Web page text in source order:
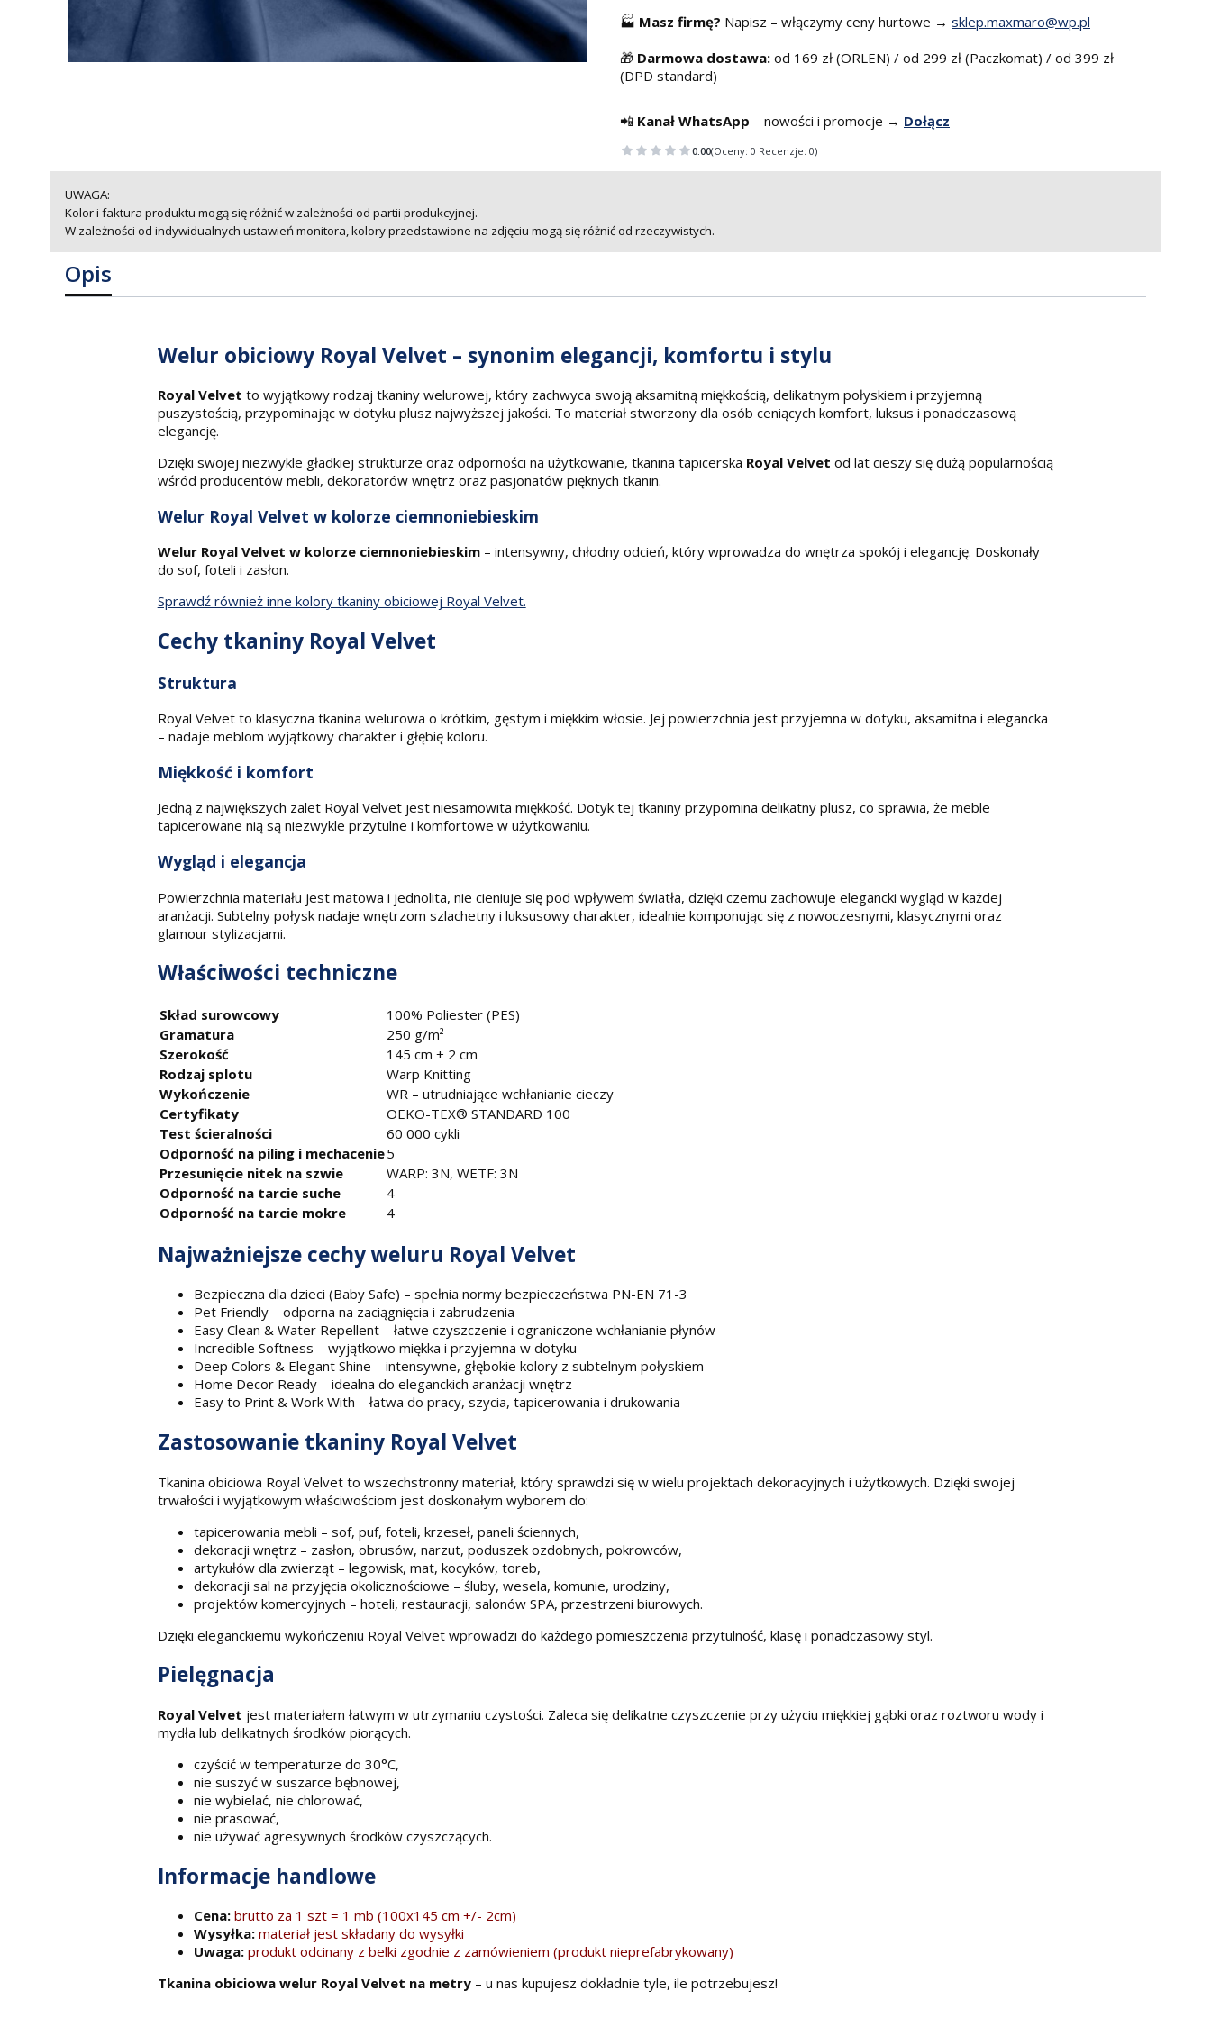
🏭 Masz firmę? Napisz – włączymy ceny hurtowe → sklep.maxmaro@wp.pl
🎁 Darmowa dostawa: od 169 zł (ORLEN) / od 299 zł (Paczkomat) / od 399 zł
(DPD standard)
📲 Kanał WhatsApp – nowości i promocje → Dołącz
0.00(Oceny: 0 Recenzje: 0)
UWAGA:
Kolor i faktura produktu mogą się różnić w zależności od partii produkcyjnej.
W zależności od indywidualnych ustawień monitora, kolory przedstawione na zdjęciu mogą się różnić od rzeczywistych.
Opis
Welur obiciowy Royal Velvet – synonim elegancji, komfortu i stylu
Royal Velvet to wyjątkowy rodzaj tkaniny welurowej, który zachwyca swoją aksamitną miękkością, delikatnym połyskiem i przyjemną
puszystością, przypominając w dotyku plusz najwyższej jakości. To materiał stworzony dla osób ceniących komfort, luksus i ponadczasową
elegancję.
Dzięki swojej niezwykle gładkiej strukturze oraz odporności na użytkowanie, tkanina tapicerska Royal Velvet od lat cieszy się dużą popularnością
wśród producentów mebli, dekoratorów wnętrz oraz pasjonatów pięknych tkanin.
Welur Royal Velvet w kolorze ciemnoniebieskim
Welur Royal Velvet w kolorze ciemnoniebieskim– intensywny, chłodny odcień, który wprowadza do wnętrza spokój i elegancję. Doskonały
do sof, foteli i zasłon.
Sprawdź również inne kolory tkaniny obiciowej Royal Velvet.
Cechy tkaniny Royal Velvet
Struktura
Royal Velvet to klasyczna tkanina welurowa o krótkim, gęstym i miękkim włosie. Jej powierzchnia jest przyjemna w dotyku, aksamitna i elegancka
– nadaje meblom wyjątkowy charakter i głębię koloru.
Miękkość i komfort
Jedną z największych zalet Royal Velvet jest niesamowita miękkość. Dotyk tej tkaniny przypomina delikatny plusz, co sprawia, że meble
tapicerowane nią są niezwykle przytulne i komfortowe w użytkowaniu.
Wygląd i elegancja
Powierzchnia materiału jest matowa i jednolita, nie cieniuje się pod wpływem światła, dzięki czemu zachowuje elegancki wygląd w każdej
aranżacji. Subtelny połysk nadaje wnętrzom szlachetny i luksusowy charakter, idealnie komponując się z nowoczesnymi, klasycznymi oraz
glamour stylizacjami.
Właściwości techniczne
Skład surowcowy
100% Poliester (PES)
Gramatura
250 g/m²
Szerokość
145 cm ± 2 cm
Rodzaj splotu
Warp Knitting
Wykończenie
WR – utrudniające wchłanianie cieczy
Certyfikaty
OEKO-TEX® STANDARD 100
Test ścieralności
60 000 cykli
Odporność na piling i mechacenie5
Przesunięcie nitek na szwie
WARP: 3N, WETF: 3N
Odporność na tarcie suche
4
Odporność na tarcie mokre
4
Najważniejsze cechy weluru Royal Velvet
Bezpieczna dla dzieci (Baby Safe) – spełnia normy bezpieczeństwa PN-EN 71-3
Pet Friendly – odporna na zaciągnięcia i zabrudzenia
Easy Clean & Water Repellent – łatwe czyszczenie i ograniczone wchłanianie płynów
Incredible Softness – wyjątkowo miękka i przyjemna w dotyku
Deep Colors & Elegant Shine – intensywne, głębokie kolory z subtelnym połyskiem
Home Decor Ready – idealna do eleganckich aranżacji wnętrz
Easy to Print & Work With – łatwa do pracy, szycia, tapicerowania i drukowania
Zastosowanie tkaniny Royal Velvet
Tkanina obiciowa Royal Velvet to wszechstronny materiał, który sprawdzi się w wielu projektach dekoracyjnych i użytkowych. Dzięki swojej
trwałości i wyjątkowym właściwościom jest doskonałym wyborem do:
tapicerowania mebli – sof, puf, foteli, krzeseł, paneli ściennych,
dekoracji wnętrz – zasłon, obrusów, narzut, poduszek ozdobnych, pokrowców,
artykułów dla zwierząt – legowisk, mat, kocyków, toreb,
dekoracji sal na przyjęcia okolicznościowe – śluby, wesela, komunie, urodziny,
projektów komercyjnych – hoteli, restauracji, salonów SPA, przestrzeni biurowych.
Dzięki eleganckiemu wykończeniu Royal Velvet wprowadzi do każdego pomieszczenia przytulność, klasę i ponadczasowy styl.
Pielęgnacja
Royal Velvet jest materiałem łatwym w utrzymaniu czystości. Zaleca się delikatne czyszczenie przy użyciu miękkiej gąbki oraz roztworu wody i
mydła lub delikatnych środków piorących.
czyścić w temperaturze do 30°C,
nie suszyć w suszarce bębnowej,
nie wybielać, nie chlorować,
nie prasować,
nie używać agresywnych środków czyszczących.
Informacje handlowe
Cena: brutto za 1 szt = 1 mb (100x145 cm +/- 2cm)
Wysyłka: materiał jest składany do wysyłki
Uwaga: produkt odcinany z belki zgodnie z zamówieniem (produkt nieprefabrykowany)
Tkanina obiciowa welur Royal Velvet na metry– u nas kupujesz dokładnie tyle, ile potrzebujesz!